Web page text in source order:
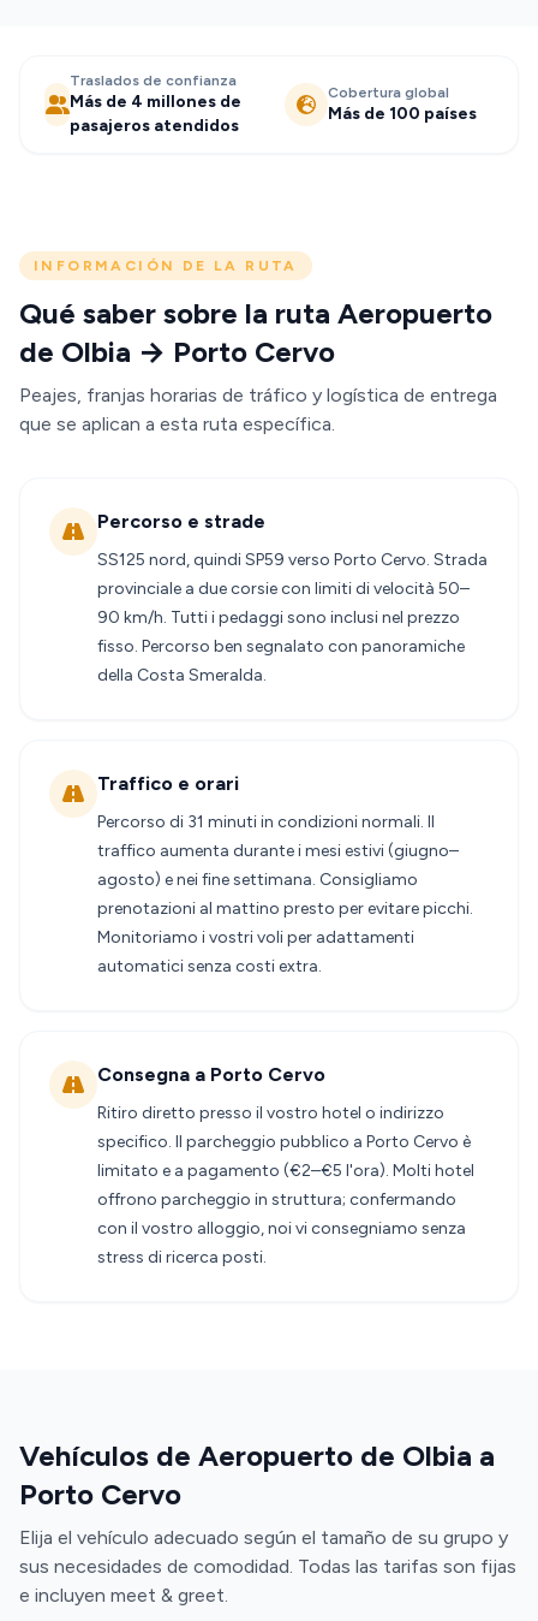
Traslados de confianza
Más de 4 millones de
pasajeros atendidos
Cobertura global
Más de 100 países
INFORMACIÓN DE LA RUTA
Qué saber sobre la ruta Aeropuerto
de Olbia → Porto Cervo
Peajes, franjas horarias de tráfico y logística de entrega
que se aplican a esta ruta específica.
Percorso e strade
SS125 nord, quindi SP59 verso Porto Cervo. Strada
provinciale a due corsie con limiti di velocità 50–
90 km/h. Tutti i pedaggi sono inclusi nel prezzo
fisso. Percorso ben segnalato con panoramiche
della Costa Smeralda.
Traffico e orari
Percorso di 31 minuti in condizioni normali. Il
traffico aumenta durante i mesi estivi (giugno–
agosto) e nei fine settimana. Consigliamo
prenotazioni al mattino presto per evitare picchi.
Monitoriamo i vostri voli per adattamenti
automatici senza costi extra.
Consegna a Porto Cervo
Ritiro diretto presso il vostro hotel o indirizzo
specifico. Il parcheggio pubblico a Porto Cervo è
limitato e a pagamento (€2–€5 l'ora). Molti hotel
offrono parcheggio in struttura; confermando
con il vostro alloggio, noi vi consegniamo senza
stress di ricerca posti.
Vehículos de Aeropuerto de Olbia a
Porto Cervo
Elija el vehículo adecuado según el tamaño de su grupo y
sus necesidades de comodidad. Todas las tarifas son fijas
e incluyen meet & greet.